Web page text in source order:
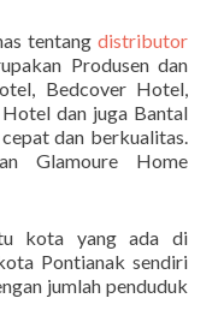
tentang distributor
Produsen dan
Bedcover Hotel,
dan juga Bantal
dan berkualitas.
Glamoure Home
kota yang ada di
Pontianak sendiri
jumlah penduduk